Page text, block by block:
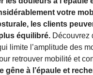
votre
les clients
équilibré. Découvrez
limite l’amplitude des
retrouver mobilité et
gêne à l’épaule et